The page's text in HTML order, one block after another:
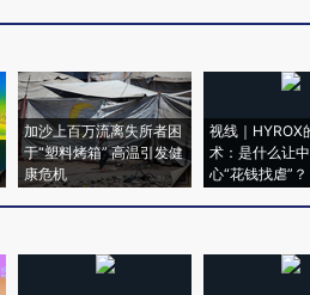
加沙上百万流离失所者困
于“塑料烤箱” 高温引发健
康危机
视线｜HYROX
术：是什么让
心“花钱找虐”？